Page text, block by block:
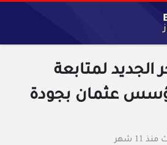
الجديد لمتابعة
عثمان بجودة
منذ 11 شهر